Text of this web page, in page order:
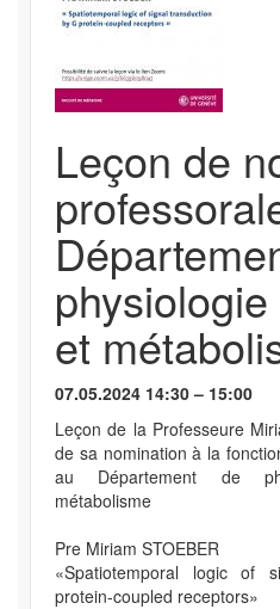
Leçon de
et
07.05.2024 14:30 – 15:00
Leçon de la Professeure
de sa nomination à la
au Département de
métabolisme
Pre Miriam STOEBER
«Spatiotemporal logic of
protein-coupled receptors»